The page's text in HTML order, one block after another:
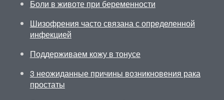
Боли в животе при беременности
Шизофрения часто связана с определенной
инфекцией
Поддерживаем кожу в тонусе
3 неожиданные причины возникновения рака
простаты